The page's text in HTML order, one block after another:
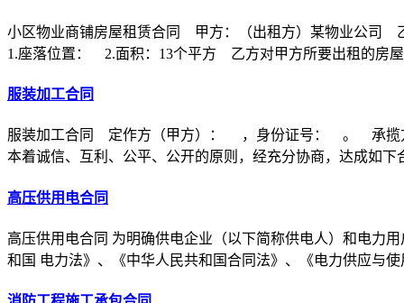
小区物业商铺房屋租赁合同 甲方：（出租方）某物业公司
1.座落位置： 2.面积：13个平方 乙方对甲方所要出租的房
服装加工合同
服装加工合同 定作方（甲方）： ，身份证号： 。 承揽
本着诚信、互利、公平、公开的原则，经充分协商，达成如下
高压供用电合同
高压供用电合同 为明确供电企业（以下简称供电人）和电力
和国 电力法》、《中华人民共和国合同法》、《电力供应与